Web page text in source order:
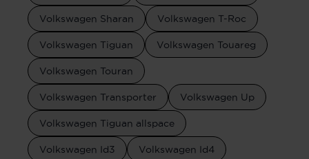
Volkswagen Sharan Volkswagen T-Roc
Volkswagen Tiguan Volkswagen Touareg
Volkswagen Touran
Volkswagen Transporter Volkswagen Up
Volkswagen Tiguan allspace
Volkswagen Id3 Volkswagen Id4